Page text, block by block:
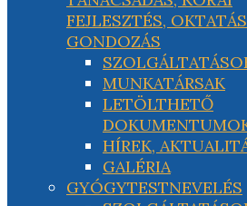
FEJLESZTÉS,
GONDOZÁS
MUNKATÁRSAK
LETÖLTHETŐ
HÍREK,
GALÉRIA
GYÓGYTESTNEVELÉS